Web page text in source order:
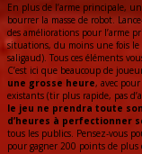
En plus de l’arme principale,
bourrer la masse de robot.
des améliorations pour l’arme
situations, du moins une fois le
saligaud). Tous ces éléments
C’est ici que beaucoup de
une grosse heure, avec
existants (tir plus rapide, pas
le jeu ne prendra toute
d’heures à perfectionner
tous les publics. Pensez-vous
pour gagner 200 points de plus